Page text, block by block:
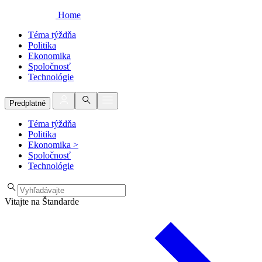
Home
Téma týždňa
Politika
Ekonomika
Spoločnosť
Technológie
Predplatné
Téma týždňa
Politika
Ekonomika >
Spoločnosť
Technológie
Vitajte na Štandarde